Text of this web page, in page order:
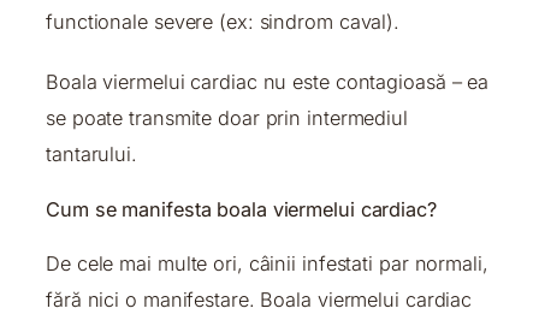
functionale severe (ex: sindrom caval).
Boala viermelui cardiac nu este contagioasă – ea
se poate transmite doar prin intermediul
tantarului.
Cum se manifesta boala viermelui cardiac?
De cele mai multe ori, câinii infestati par normali,
fără nici o manifestare. Boala viermelui cardiac